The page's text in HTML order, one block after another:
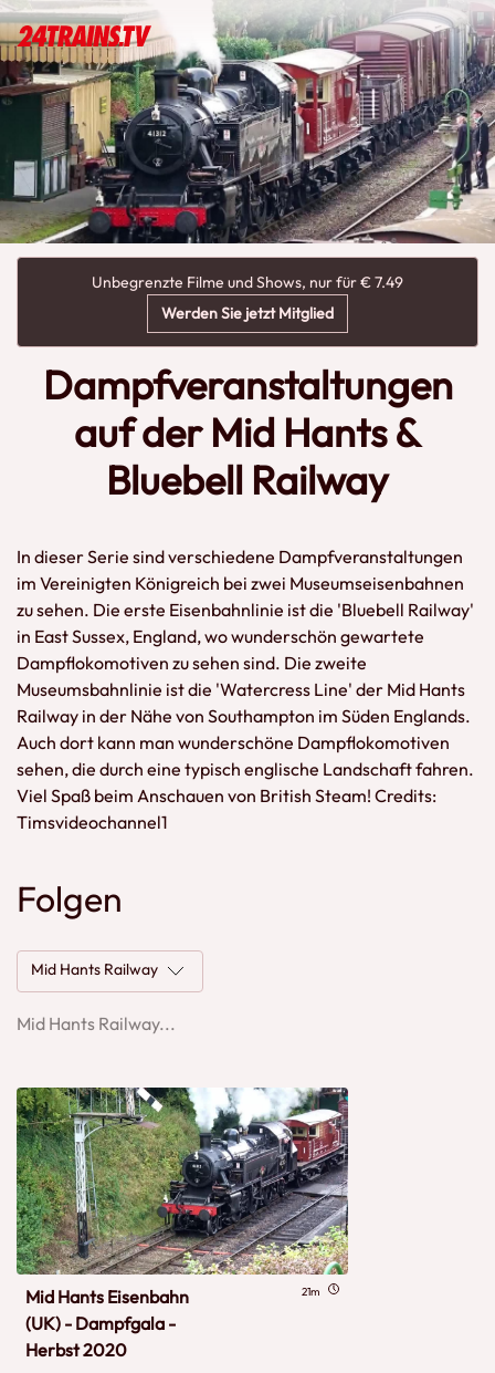
Unbegrenzte Filme und Shows, nur für € 7.49
Werden Sie jetzt Mitglied
Folgen
Mid Hants Railway
Mid Hants Railway...
Mid Hants Eisenbahn
(UK) - Dampfgala -
Herbst 2020
21m
Dampfveranstaltungen
auf der Mid Hants &
Bluebell Railway
In dieser Serie sind verschiedene Dampfveranstaltungen
im Vereinigten Königreich bei zwei Museumseisenbahnen
zu sehen. Die erste Eisenbahnlinie ist die 'Bluebell Railway'
in East Sussex, England, wo wunderschön gewartete
Dampflokomotiven zu sehen sind. Die zweite
Museumsbahnlinie ist die 'Watercress Line' der Mid Hants
Railway in der Nähe von Southampton im Süden Englands.
Auch dort kann man wunderschöne Dampflokomotiven
sehen, die durch eine typisch englische Landschaft fahren.
Viel Spaß beim Anschauen von British Steam! Credits:
Timsvideochannel1